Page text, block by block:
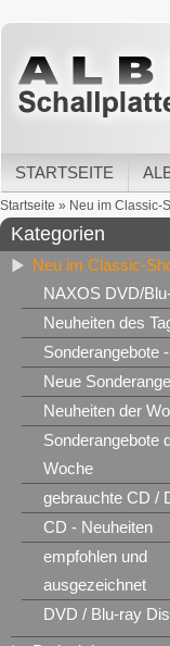
STARTSEITE
Startseite » Neu im Classic-
Kategorien
Neu im Classic-
NAXOS DVD/
Neuheiten des
Sonderangebote
Neue
Neuheiten der
Sonderangebote
Woche
gebrauchte CD /
CD - Neuheiten
empfohlen und
ausgezeichnet
DVD / Blu-ray